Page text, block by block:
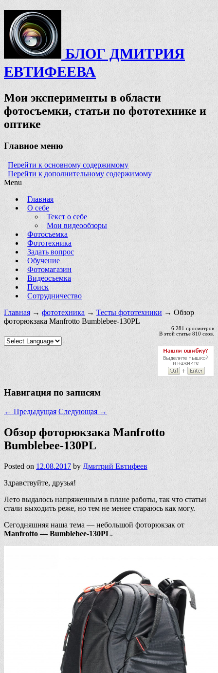
БЛОГ ДМИТРИЯ
ЕВТИФЕЕВА
Мои эксперименты в области
фотосъемки, статьи по фототехнике и
оптике
Главное меню
Перейти к основному содержимому
Перейти к дополнительному содержимому
Menu
Главная
О себе
Текст о себе
Мои видеообзоры
Фотосъемка
Фототехника
Задать вопрос
Обучение
Фотомагазин
Видеосъемка
Поиск
Сотрудничество
Главная → фототехника → Тесты фототехники → Обзор
фоторюкзака Manfrotto Bumblebee-130PL
6 281 просмотров
В этой статье 810 слов.
Навигация по записям
← Предыдущая Следующая →
Обзор фоторюкзака Manfrotto
Bumblebee-130PL
Posted on 12.08.2017 by Дмитрий Евтифеев
Здравствуйте, друзья!
Лето выдалось напряженным в плане работы, так что статьи
стали выходить реже, но тем не менее стараюсь как могу.
Сегодняшняя наша тема — небольшой фоторюкзак от
Manfrotto — Bumblebee-130PL.